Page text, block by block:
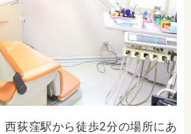
西荻窪駅から徒歩2分の場所にあ